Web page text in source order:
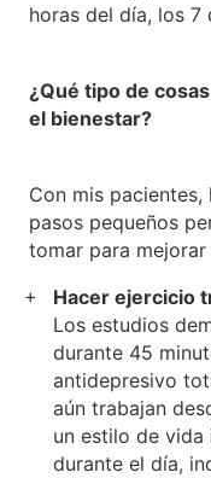
horas del día, los 7
¿Qué tipo de
el bienestar?
Con mis
pasos pequeños
tomar para
Hacer ejercicio
Los estudios
durante 45
antidepresivo
aún trabajan
un estilo de
durante el día,